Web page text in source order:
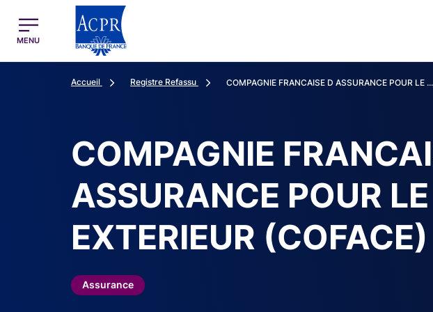
ACPR Menu Principal (French)
MENU
Accueil Registre Refassu COMPAGNIE FRANCAISE D ASSURANCE POUR LE ...
COMPAGNIE
ASSURANCE POUR
EXTERIEUR (COFACE)
Assurance